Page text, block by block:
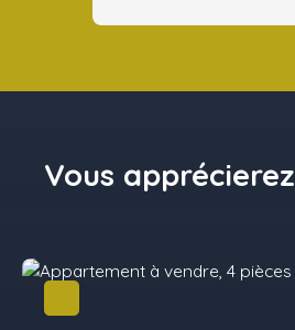
Vous apprécierez